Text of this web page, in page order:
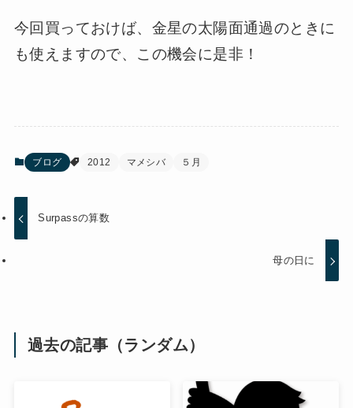
今回買っておけば、金星の太陽面通過のときに
も使えますので、この機会に是非！
ブログ 2012 マメシバ ５月
Surpassの算数
母の日に
過去の記事（ランダム）